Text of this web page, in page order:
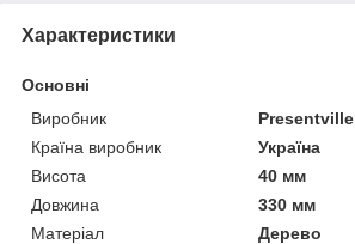
Характеристики
Основні
Виробник
Presentville
Країна виробник
Україна
Висота
40 мм
Довжина
330 мм
Матеріал
Дерево